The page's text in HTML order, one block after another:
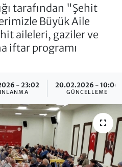
tarafından "Şehit
Büyük Aile
aileleri, gaziler ve
iftar programı
- 23:02 20.02.2026 - 10:06
GÜNCELLEME